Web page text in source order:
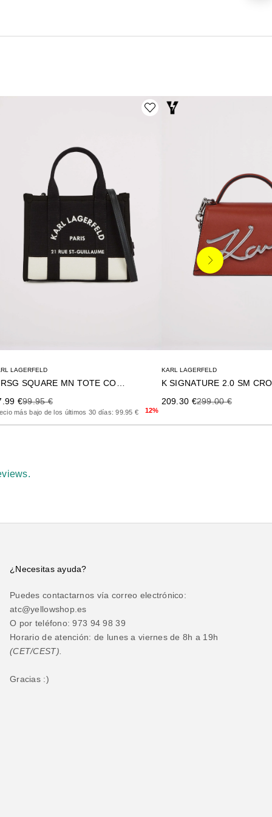
LAGERFELD
de oferta
€Precio anterior
99.95 €
más bajo de los últimos 30 días: 99.95 € 12%
KARL LAGERFELD
Precio de oferta
209.30 €Precio anterior
299.00 €
Siguiente
¿Necesitas ayuda?
Puedes contactarnos vía correo electrónico:
atc@yellowshop.es
O por teléfono: 973 94 98 39
Horario de atención: de lunes a viernes de 8h a 19h
(CET/CEST).
Gracias :)